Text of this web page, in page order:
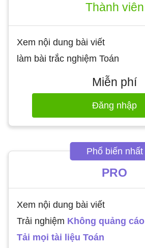
Thành viên
Xem nội dung bài viết
làm bài trắc nghiệm Toán
Miễn phí
Đăng nhập
Phổ biến nhất
PRO
Xem nội dung bài viết
Trải nghiệm Không quảng cáo
Tải mọi tài liệu Toán